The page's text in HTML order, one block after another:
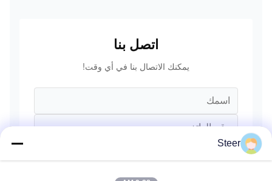
اتصل بنا
يمكنك الاتصال بنا في أي وقت!
Steer